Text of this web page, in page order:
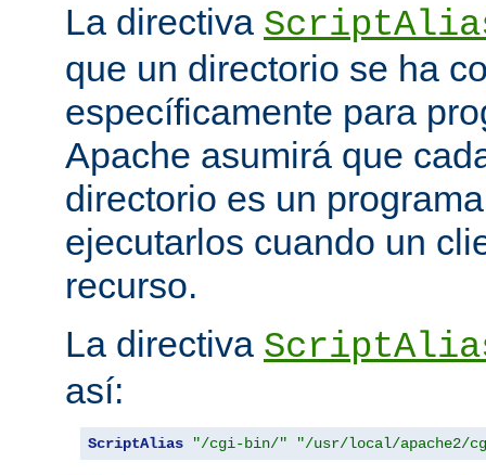
La directiva
que un directorio se ha
específicamente para
Apache asumirá que
directorio es un
ejecutarlos cuando un
recurso.
La directiva
así:
ScriptAlias "/cgi-bin/" "/usr/local/apache2/